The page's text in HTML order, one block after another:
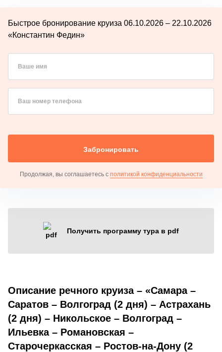
Быстрое бронирование круиза 06.10.2026 – 22.10.2026
«Константин Федин»
Ваше имя
Ваш номер телефона
Забронировать
Продолжая, вы соглашаетесь с политикой конфиденциальности
Получить программу тура в pdf
Описание речного круиза – «Самара –
Саратов – Волгоград (2 дня) – Астрахань
(2 дня) – Никольское – Волгоград –
Ильевка – Романовская –
Старочеркасская – Ростов-на-Дону (2